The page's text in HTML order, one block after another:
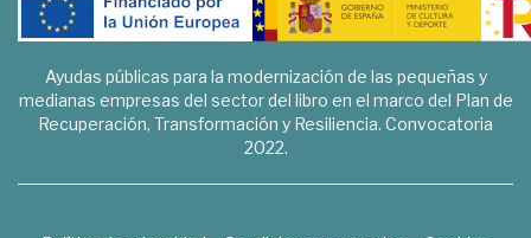
Ayudas públicas para la modernización de las pequeñas y
medianas empresas del sector del libro en el marco del Plan de
Recuperación, Transformación y Resiliencia. Convocatoria
2022.